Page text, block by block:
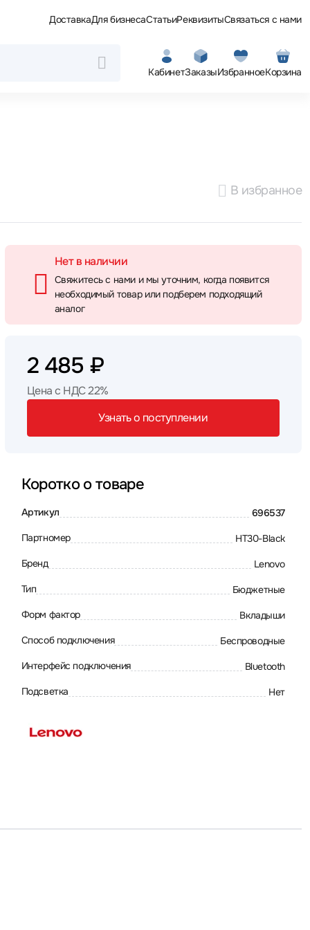
ДоставкаДля бизнесаСтатьиРеквизитыСвязаться с нами
КабинетЗаказыИзбранноеКорзина
В избранное
Нет в наличии
Свяжитесь с нами и мы уточним, когда появится
необходимый товар или подберем подходящий
аналог
2 485 ₽
Цена с НДС 22%
Узнать о поступлении
Коротко о товаре
Артикул 696537
Партномер HT30-Black
Бренд Lenovo
Тип Бюджетные
Форм фактор Вкладыши
Способ подключения Беспроводные
Интерфейс подключения Bluetooth
Подсветка Нет